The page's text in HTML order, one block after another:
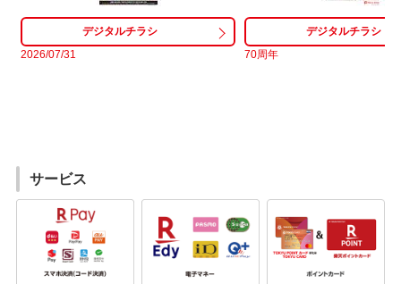
2026/07/31 70周年
サービス